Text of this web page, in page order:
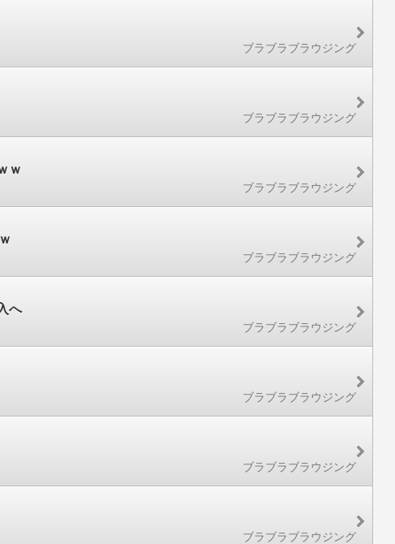
ブラブラブラウジング
ブラブラブラウジング
ｗ
ブラブラブラウジング
ブラブラブラウジング
へ
ブラブラブラウジング
ブラブラブラウジング
ブラブラブラウジング
ブラブラブラウジング